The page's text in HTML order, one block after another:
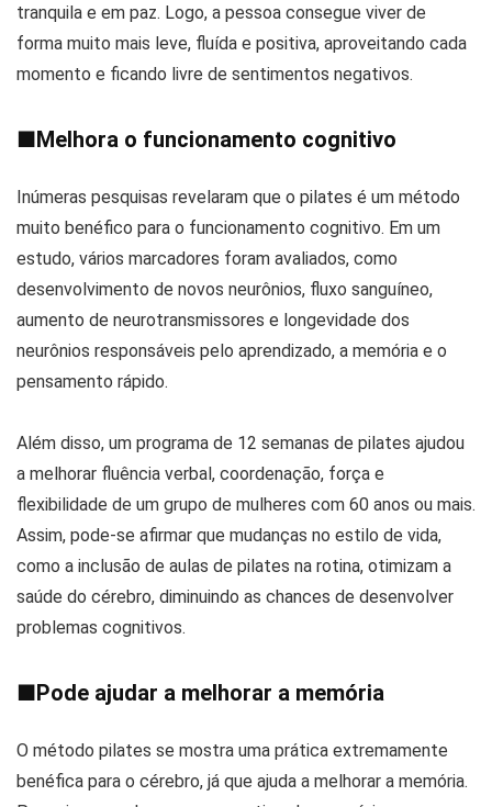
tranquila e em paz. Logo, a pessoa consegue viver de
forma muito mais leve, fluída e positiva, aproveitando cada
momento e ficando livre de sentimentos negativos.
■Melhora o funcionamento cognitivo
Inúmeras pesquisas revelaram que o pilates é um método
muito benéfico para o funcionamento cognitivo. Em um
estudo, vários marcadores foram avaliados, como
desenvolvimento de novos neurônios, fluxo sanguíneo,
aumento de neurotransmissores e longevidade dos
neurônios responsáveis pelo aprendizado, a memória e o
pensamento rápido.
Além disso, um programa de 12 semanas de pilates ajudou
a melhorar fluência verbal, coordenação, força e
flexibilidade de um grupo de mulheres com 60 anos ou mais.
Assim, pode-se afirmar que mudanças no estilo de vida,
como a inclusão de aulas de pilates na rotina, otimizam a
saúde do cérebro, diminuindo as chances de desenvolver
problemas cognitivos.
■Pode ajudar a melhorar a memória
O método pilates se mostra uma prática extremamente
benéfica para o cérebro, já que ajuda a melhorar a memória.